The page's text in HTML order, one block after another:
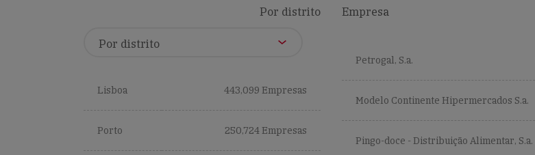
Por distrito
Lisboa 443,099 Empresas
Porto 250,724 Empresas
Empresa
Petrogal, S.a.
Modelo Continente Hipermercados S.a.
Pingo-doce - Distribuição Alimentar, S.a.